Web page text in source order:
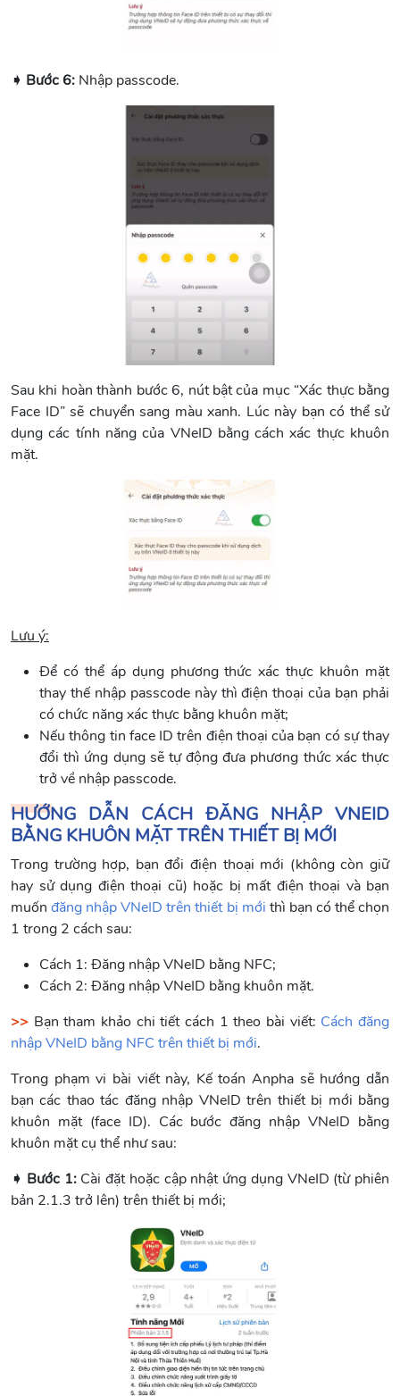
➧ Bước 6: Nhập passcode.
Sau khi hoàn thành bước 6, nút bật của mục “Xác thực bằng
Face ID” sẽ chuyển sang màu xanh. Lúc này bạn có thể sử
dụng các tính năng của VNeID bằng cách xác thực khuôn
mặt.
Lưu ý:
Để có thể áp dụng phương thức xác thực khuôn mặt
thay thế nhập passcode này thì điện thoại của bạn phải
có chức năng xác thực bằng khuôn mặt;
Nếu thông tin face ID trên điện thoại của bạn có sự thay
đổi thì ứng dụng sẽ tự động đưa phương thức xác thực
trở về nhập passcode.
HƯỚNG DẪN CÁCH ĐĂNG NHẬP VNEID
BẰNG KHUÔN MẶT TRÊN THIẾT BỊ MỚI
Trong trường hợp, bạn đổi điện thoại mới (không còn giữ
hay sử dụng điện thoại cũ) hoặc bị mất điện thoại và bạn
muốnđăng nhập VNeID trên thiết bị mới thì bạn có thể chọn
1 trong 2 cách sau:
Cách 1: Đăng nhập VNeID bằng NFC;
Cách 2: Đăng nhập VNeID bằng khuôn mặt.
>> Bạn tham khảo chi tiết cách 1 theo bài viết: Cách đăng
nhập VNeID bằng NFC trên thiết bị mới.
Trong phạm vi bài viết này, Kế toán Anpha sẽ hướng dẫn
bạn các thao tác đăng nhập VNeID trên thiết bị mới bằng
khuôn mặt (face ID). Các bước đăng nhập VNeID bằng
khuôn mặt cụ thể như sau:
➧ Bước 1: Cài đặt hoặc cập nhật ứng dụng VNeID (từ phiên
bản 2.1.3 trở lên) trên thiết bị mới;